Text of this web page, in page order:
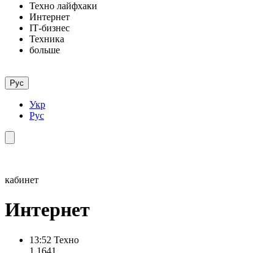
Техно лайфхаки
Интернет
ІТ-бизнес
Техника
больше
Рус
Укр
Рус
кабинет
Интернет
13:52 Техно
1 1641